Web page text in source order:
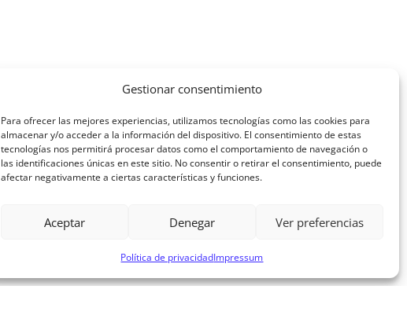
Gestionar consentimiento
Para ofrecer las mejores experiencias, utilizamos tecnologías como las cookies para
almacenar y/o acceder a la información del dispositivo. El consentimiento de estas
tecnologías nos permitirá procesar datos como el comportamiento de navegación o
las identificaciones únicas en este sitio. No consentir o retirar el consentimiento, puede
afectar negativamente a ciertas características y funciones.
Aceptar Denegar Ver preferencias
Política de privacidadImpressum